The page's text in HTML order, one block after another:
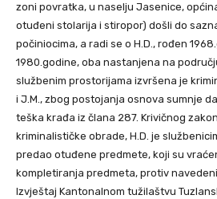
zoni povratka, u naselju Jasenice,
otuđeni stolarija i stiropor) došli do
počiniocima, a radi se o H.D., rođen
1980.godine, oba nastanjena na
službenim prostorijama izvršena je
i J.M., zbog postojanja osnova sumnje
teška krađa iz člana 287. Krivičnog
kriminalističke obrade, H.D. je
predao otuđene predmete, koji su
kompletiranja predmeta, protiv
Izvještaj Kantonalnom tužilaštvu